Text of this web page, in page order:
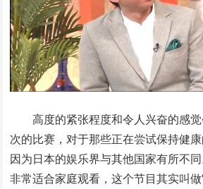
高度的紧张程度和令人兴奋的感
次的比赛，对于那些正在尝试保持健
因为日本的娱乐界与其他国家有所不
非常适合家庭观看，这个节目其实叫做